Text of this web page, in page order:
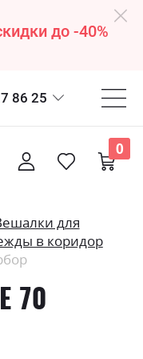
до -40%
86 25
0
для
в коридор
70